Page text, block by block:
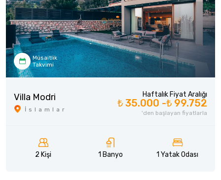
Müsaitlik
Takvimi
Villa Modri
İslamlar
Haftalık Fiyat Aralığı
₺ 35.000 -₺ 99.752
'den başlayan fiyatlarla
2 Kişi 1 Banyo 1 Yatak Odası